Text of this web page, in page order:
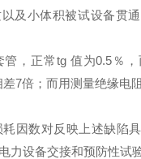
及小体积被试设备贯
管，正常tg 值为0.5％
7倍；而用测量绝缘电
因数对反映上述缺陷
力设备交接和预防性试